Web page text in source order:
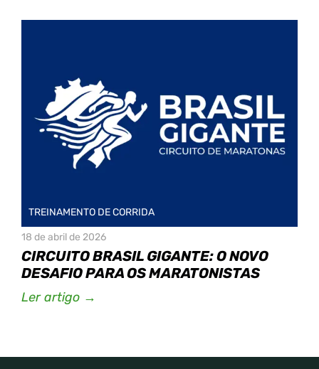
TREINAMENTO DE CORRIDA
18 de abril de 2026
CIRCUITO BRASIL GIGANTE: O NOVO
DESAFIO PARA OS MARATONISTAS
Ler artigo →